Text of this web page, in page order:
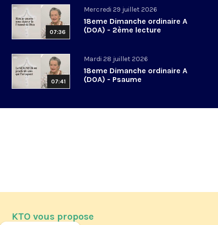
07:36
Mercredi 29 juillet 2026
18eme Dimanche ordinaire A
(DOA) - 2ème lecture
07:41
Mardi 28 juillet 2026
18eme Dimanche ordinaire A
(DOA) - Psaume
KTO vous propose